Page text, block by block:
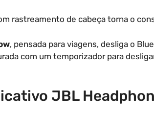
rastreamento de cabeça torna o
, pensada para viagens, desliga o
com um temporizador para
JBL